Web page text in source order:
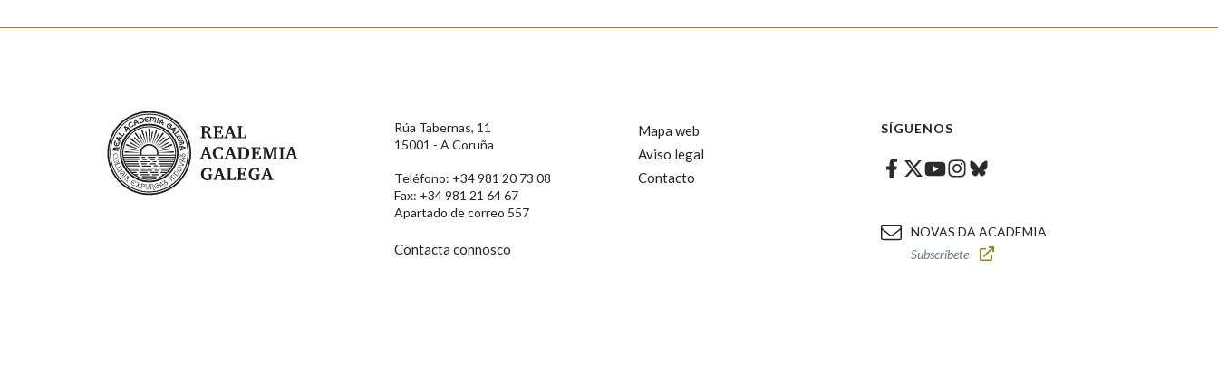
Real Academia Galega
Rúa Tabernas, 11
15001 - A Coruña
Teléfono: +34 981 20 73 08
Fax: +34 981 21 64 67
Apartado de correo 557
Contacta connosco
Mapa web
Aviso legal
Contacto
SÍGUENOS
Facebook
Twitter
Youtube
Instagram
Bluesky
NOVAS DA ACADEMIA
Subscríbete